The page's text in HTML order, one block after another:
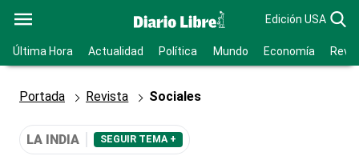
Edición USA
Última Hora Actualidad Política Mundo Economía
Portada Revista Sociales
LA INDIA SEGUIR TEMA +